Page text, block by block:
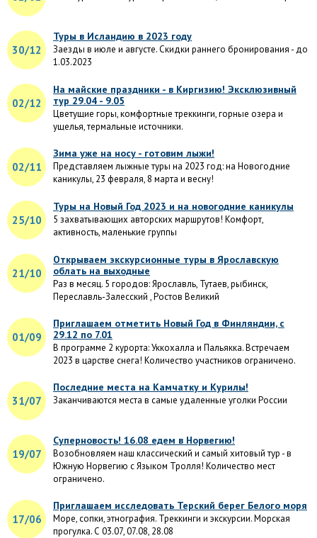
30/12
Туры в Исландию в 2023 году
Заезды в июле и августе. Скидки раннего бронирования - до
1.03.2023
02/12
На майские праздники - в Киргизию! Эксклюзивный
тур 29.04 - 9.05
Цветущие горы, комфортные треккинги, горные озера и
ущелья, термальные источники.
02/11
Зима уже на носу - готовим лыжи!
Представляем лыжные туры на 2023 год: на Новогодние
каникулы, 23 февраля, 8 марта и весну!
25/10
Туры на Новый Год 2023 и на новогодние каникулы
5 захватывающих авторских маршрутов! Комфорт,
активность, маленькие группы
21/10
Открываем экскурсионные туры в Ярославскую
облать на выходные
Раз в месяц. 5 городов: Ярославль, Тутаев, рыбинск,
Переславль-Залесский , Ростов Великий
01/09
Приглашаем отметить Новый Год в Финляндии, с
29.12 по 7.01
В программе 2 курорта: Уккохалла и Пальякка. Встречаем
2023 в царстве снега! Количество участников ограничено.
31/07
Последние места на Камчатку и Курилы!
Заканчиваются места в самые удаленные уголки России
19/07
Суперновость! 16.08 едем в Норвегию!
Возобновляем наш классический и самый хитовый тур - в
Южную Норвегию с Языком Тролля! Количество мест
ограничено.
17/06
Приглашаем исследовать Терский берег Белого моря
Море, сопки, этнография. Треккинги и экскурсии. Морская
прогулка. С 03.07, 07.08, 28.08